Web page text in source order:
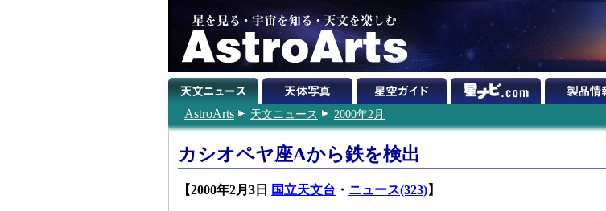
AstroArts 天文ニュース 2000年2月
カシオペヤ座Aから鉄を検出
【2000年2月3日 国立天文台 ・ ニュース(323)】